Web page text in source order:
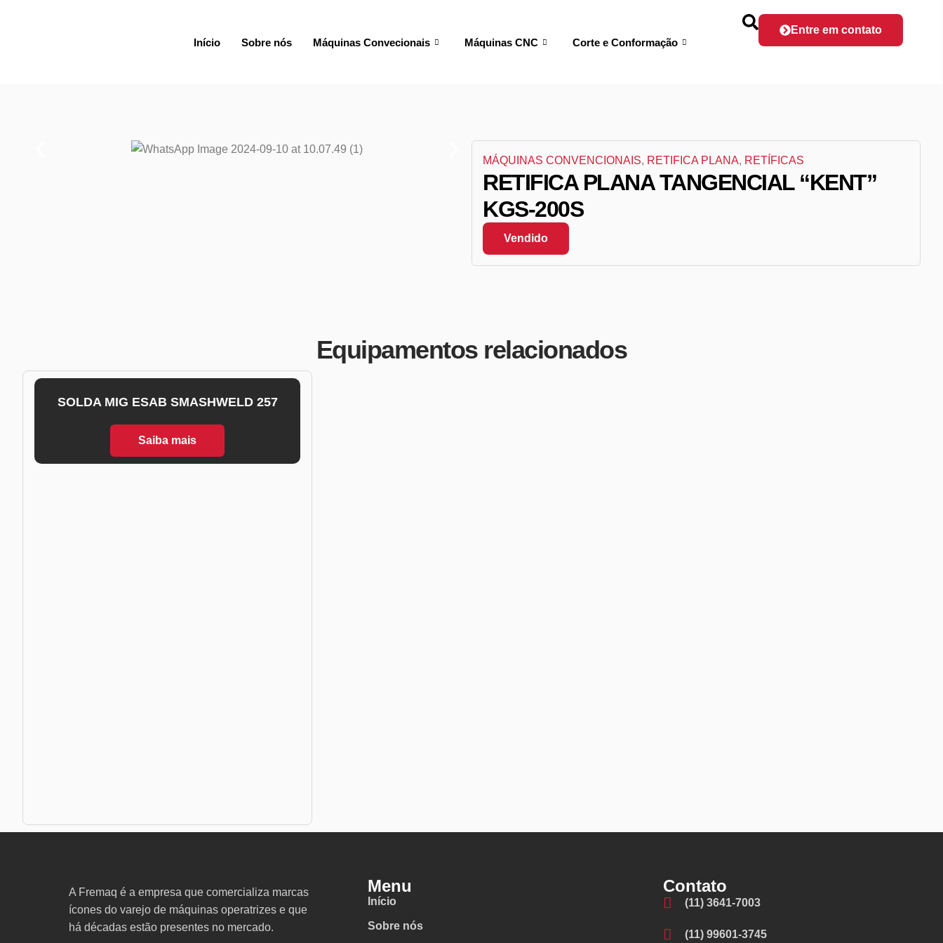
Início Sobre nós Máquinas Convecionais Máquinas CNC Corte e Conformação
Entre em contato
MÁQUINAS CONVENCIONAIS, RETIFICA PLANA, RETÍFICAS
RETIFICA PLANA TANGENCIAL “KENT”
KGS-200S
Vendido
Equipamentos relacionados
SOLDA MIG ESAB SMASHWELD 257
Saiba mais
A Fremaq é a empresa que comercializa marcas
ícones do varejo de máquinas operatrizes e que
há décadas estão presentes no mercado.
Menu
Início
Sobre nós
Contato
(11) 3641-7003
(11) 99601-3745